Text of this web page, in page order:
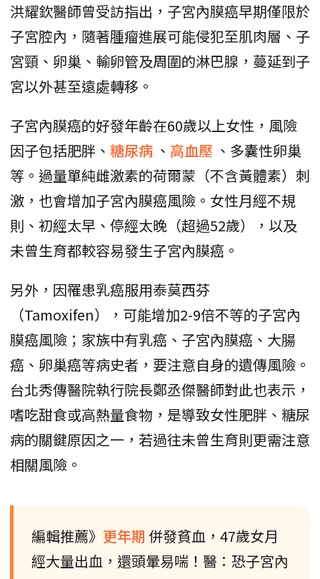
洪耀欽醫師曾受訪指出，子宮內膜癌早期僅限於
子宮腔內，隨著腫瘤進展可能侵犯至肌肉層、子
宮頸、卵巢、輸卵管及周圍的淋巴腺，蔓延到子
宮以外甚至遠處轉移。
子宮內膜癌的好發年齡在60歲以上女性，風險
因子包括肥胖、 糖尿病 、 高血壓 、多囊性卵巢
等。過量單純雌激素的荷爾蒙（不含黃體素）刺
激，也會增加子宮內膜癌風險。女性月經不規
則、初經太早、停經太晚（超過52歲），以及
未曾生育都較容易發生子宮內膜癌。
另外，因罹患乳癌服用泰莫西芬
（Tamoxifen），可能增加2-9倍不等的子宮內
膜癌風險；家族中有乳癌、子宮內膜癌、大腸
癌、卵巢癌等病史者，要注意自身的遺傳風險。
台北秀傳醫院執行院長鄭丞傑醫師對此也表示，
嗜吃甜食或高熱量食物，是導致女性肥胖、糖尿
病的關鍵原因之一，若過往未曾生育則更需注意
相關風險。
編輯推薦》 更年期 併發貧血，47歲女月
經大量出血，還頭暈易喘！醫：恐子宮內